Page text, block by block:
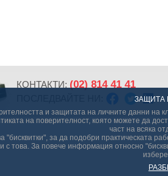
ЗАЩИТА
и защитата на личните данни на
на поверителност, която можете да
част на всяка
"бисквитки", за да подобри практическата
с това. За повече информация относно
КОНТАКТИ: (02) 814 41 41